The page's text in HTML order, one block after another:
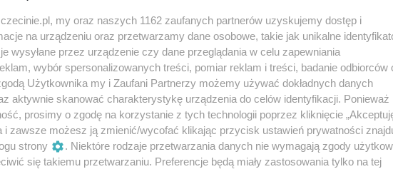
na żywo, w ramach których można
przez szczecińskich artystów.
oraz Marian Mazurek. W gitarowo-wokalnych aranżacjach
7
filia
my oraz naszych 1162 zaufanych partnerów uzyskujemy dostęp i
na urządzeniu oraz przetwarzamy dane osobowe, takie jak unikalne
wysyłane przez urządzenie czy dane przeglądania w celu zapewniania
wybór spersonalizowanych treści, pomiar reklam i treści, badanie odbiorców
Użytkownika my i Zaufani Partnerzy możemy używać dokładnych danych
aktywnie skanować charakterystykę urządzenia do celów identyfikacji. Ponieważ
prosimy o zgodę na korzystanie z tych technologii poprzez kliknięcie
i zawsze możesz ją zmienić/wycofać klikając przycisk ustawień prywatności
strony
. Niektóre rodzaje przetwarzania danych nie wymagają zgody
się takiemu przetwarzaniu. Preferencje będą miały zastosowania tylko na tej